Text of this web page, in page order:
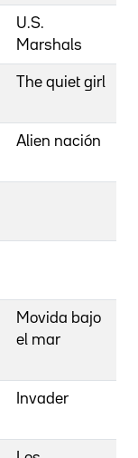
U.S.
Marshals
The quiet girl
Alien nación
Movida bajo
el mar
Invader